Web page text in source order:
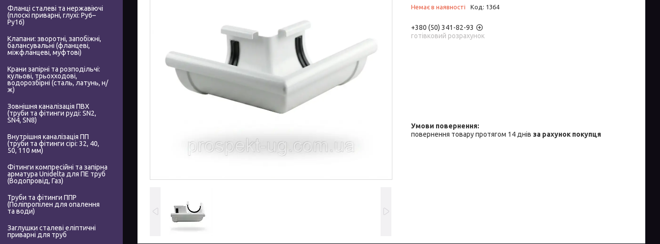
Немає в наявності Код: 1364
+380 (50) 341-82-93
готівковий розрахунок
повернення товару протягом 14 днів за рахунок покупця
Фланці сталеві та нержавіючі
(плоскі приварні, глухі: Ру6–
Ру16)
Клапани: зворотні, запобіжні,
балансувальні (фланцеві,
міжфланцеві, муфтові)
Крани запірні та розподільчі:
кульові, трьохходові,
водорозбірні (сталь, латунь, н/
ж)
Зовнішня каналізація ПВХ
(труби та фітинги руді: SN2,
SN4, SN8)
Внутрішня каналізація ПП
(труби та фітинги сірі: 32, 40,
50, 110 мм)
Фітинги компресійні та запірна
арматура Unidelta для ПЕ труб
(Водопровід, Газ)
Труби та фітинги ППР
(Поліпропілен для опалення
та води)
Заглушки сталеві еліптичні
приварні для труб